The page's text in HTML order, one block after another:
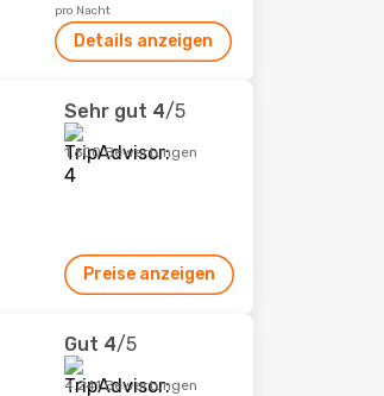
pro Nacht
Details anzeigen
Sehr gut 4/5
1.600 Bewertungen
Preise anzeigen
Gut 4/5
4.241 Bewertungen